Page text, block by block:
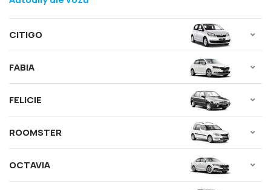
CITIGO
FABIA
FELICIE
ROOMSTER
OCTAVIA